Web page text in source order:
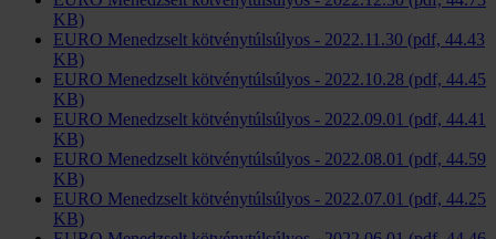
KB)
EURO Menedzselt kötvénytúlsúlyos - 2022.11.30 (pdf, 44.43
KB)
EURO Menedzselt kötvénytúlsúlyos - 2022.10.28 (pdf, 44.45
KB)
EURO Menedzselt kötvénytúlsúlyos - 2022.09.01 (pdf, 44.41
KB)
EURO Menedzselt kötvénytúlsúlyos - 2022.08.01 (pdf, 44.59
KB)
EURO Menedzselt kötvénytúlsúlyos - 2022.07.01 (pdf, 44.25
KB)